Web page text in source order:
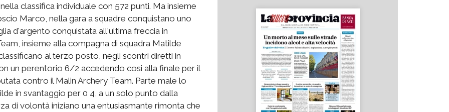
classifica individuale con 572 punti. Ma insieme
Marco, nella gara a squadre conquistano uno
d'argento conquistata all'ultima freccia in
insieme alla compagna di squadra Matilde
al terzo posto, negli scontri diretti in
un perentorio 6/2 accedendo cosi alla finale per il
contro il Malin Archery Team. Parte male lo
in svantaggio per 0 4, a un solo punto dalla
di volontà iniziano una entusiasmante rimonta che